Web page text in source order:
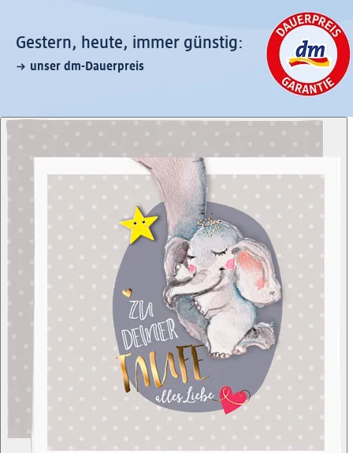
Gestern, heute, immer günstig:
unser dm-Dauerpreis